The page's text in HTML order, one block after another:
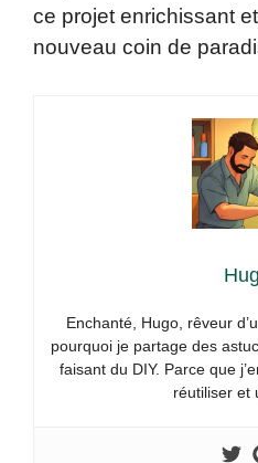
ce projet enrichissant
nouveau coin de
Enchanté, Hugo, rêveur
pourquoi je partage des
faisant du DIY. Parce que
réutiliser et